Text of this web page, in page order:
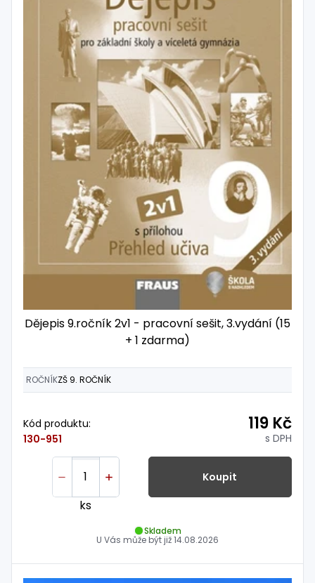
Dějepis 9.ročník 2v1 - pracovní sešit, 3.vydání (15
+ 1 zdarma)
ROČNÍKZŠ 9. ROČNÍK
Kód produktu:
130-951
119 Kč
s DPH
ks
Koupit
Skladem
U Vás může být již14.08.2026